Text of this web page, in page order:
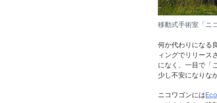
移動式手術室「ニ
何か代わりになる
ィングでリリース
になく、一目で「
少し不安になりな
ニコワゴンには